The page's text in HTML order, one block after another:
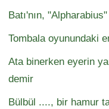
Batı'nın,
Tombala oyunundaki
Ata binerken eyerin
demir
Bülbül ...., bir hamur